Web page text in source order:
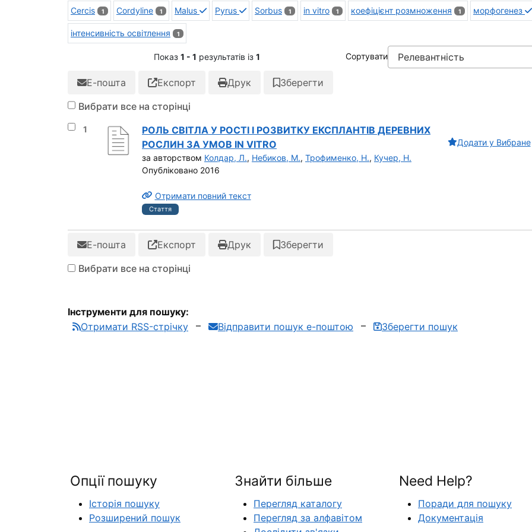
Cercis
1 Cordyline 1 Malus Pyrus Sorbus 1 in vitro 1 коефіцієнт розмноження 1 морфогенез
інтенсивність освітлення 1
Показ 1 - 1 результатів із 1 Сортувати
Е-пошта Експорт Друк
Зберегти
Вибрати все на сторінці
Вибрати результат під номером 1
1
РОЛЬ СВІТЛА У РОСТІ І РОЗВИТКУ ЕКСПЛАНТІВ ДЕРЕВНИХ
РОСЛИН ЗА УМОВ IN VITRO
за авторством Колдар, Л., Небиков, М., Трофименко, Н., Кучер, Н.
Опубліковано 2016
Отримати повний текст
Стаття
Додати у Вибране
Е-пошта Експорт Друк
Зберегти
Вибрати все на сторінці
Інструменти для пошуку:
Отримати RSS-стрічку
Відправити пошук е-поштою Зберегти пошук
Опції пошуку
Історія пошуку
Розширений пошук
Знайти більше
Перегляд каталогу
Перегляд за алфавітом
Need Help?
Поради для пошуку
Документація